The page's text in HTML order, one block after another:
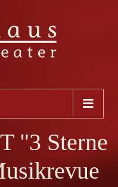
"3 Sterne